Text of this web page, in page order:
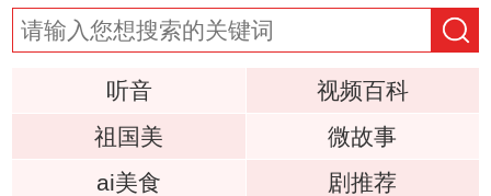
听音
视频百科
祖国美
微故事
ai美食
剧推荐